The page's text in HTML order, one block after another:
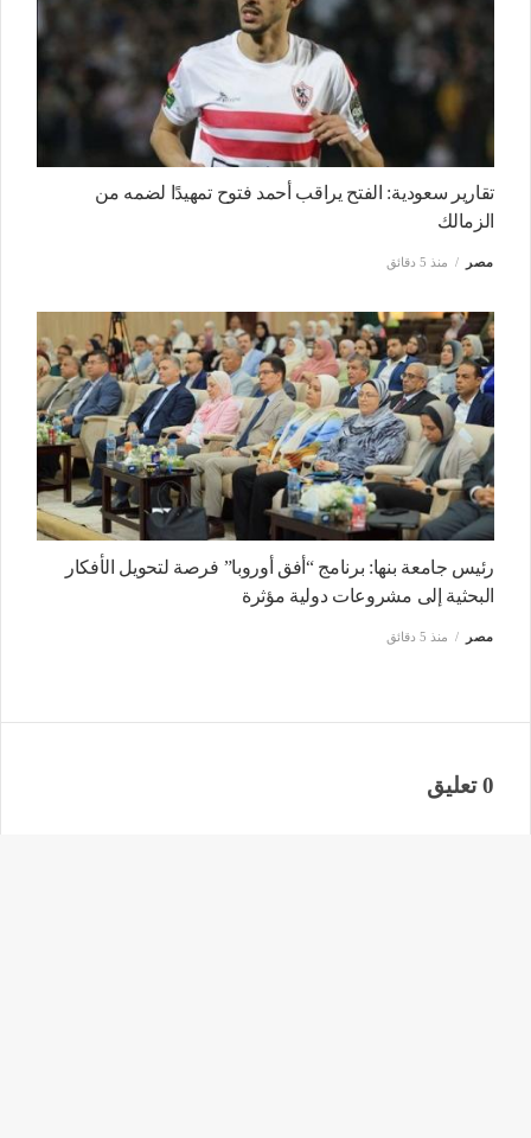
تقارير سعودية: الفتح يراقب أحمد فتوح تمهيدًا لضمه من
الزمالك
مصر منذ 5 دقائق
رئيس جامعة بنها: برنامج “أفق أوروبا” فرصة لتحويل الأفكار
البحثية إلى مشروعات دولية مؤثرة
مصر منذ 5 دقائق
0 تعليق